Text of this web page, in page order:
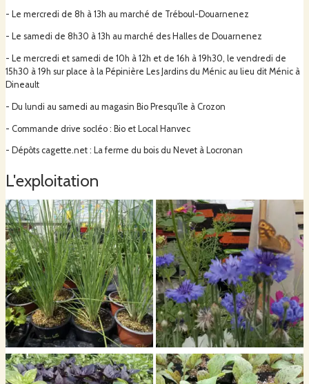
Je développe également petit à petit une gamme de plantes aromatiques
shiitaké...) que j'élève aussi chez moi.
- Le mercredi de 8h à 13h au marché de Tréboul-Douarnenez
- Le samedi de 8h30 à 13h au marché des Halles de Douarnenez
- Le mercredi et samedi de 10h à 12h et de 16h à 19h30, le vendredi de
15h30 à 19h sur place à la Pépinière Les Jardins du Ménic au lieu dit Ménic à
Dineault
- Du lundi au samedi au magasin Bio Presqu'île à Crozon
- Commande drive socléo : Bio et Local Hanvec
- Dépôts cagette.net : La ferme du bois du Nevet à Locronan
L'exploitation